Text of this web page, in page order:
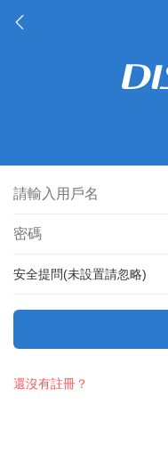
安全提問(未設置請忽略)
還沒有註冊？